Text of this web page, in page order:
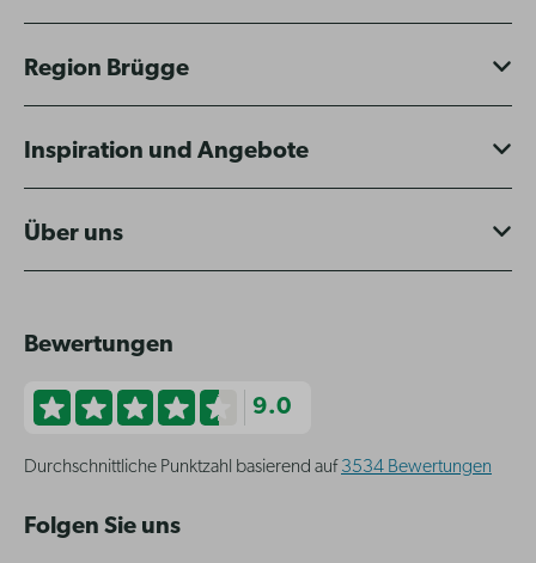
Region Brügge
Inspiration und Angebote
Über uns
Bewertungen
9.0
Durchschnittliche Punktzahl basierend auf 3534 Bewertungen
Folgen Sie uns